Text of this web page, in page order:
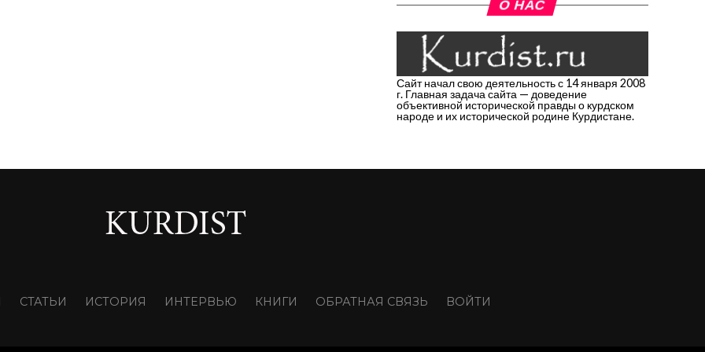
О НАС
Сайт начал свою деятельность с 14 января 2008
г. Главная задача сайта — доведение
объективной исторической правды о курдском
народе и их исторической родине Курдистане.
СТАТЬИ ИСТОРИЯ ИНТЕРВЬЮ КНИГИ ОБРАТНАЯ СВЯЗЬ ВОЙТИ